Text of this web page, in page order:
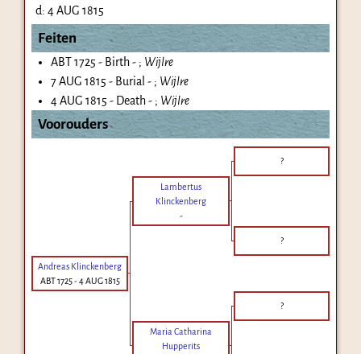
d: 4 AUG 1815
Feiten
ABT 1725 - Birth - ; Wijlre
7 AUG 1815 - Burial - ; Wijlre
4 AUG 1815 - Death - ; Wijlre
Voorouders
?
Lambertus
Klinckenberg
-
?
Andreas Klinckenberg
ABT 1725-4 AUG 1815
?
Maria Catharina
Hupperits